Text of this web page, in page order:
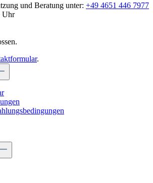
und Beratung unter: +49 4651 446 7977
Uhr
.